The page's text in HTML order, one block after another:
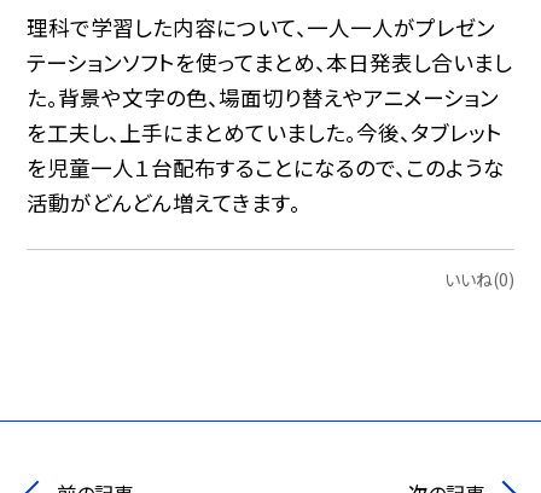
理科で学習した内容について、一人一人がプレゼン
テーションソフトを使ってまとめ、本日発表し合いまし
た。背景や文字の色、場面切り替えやアニメーション
を工夫し、上手にまとめていました。今後、タブレット
を児童一人１台配布することになるので、このような
活動がどんどん増えてきます。
いいね(0)